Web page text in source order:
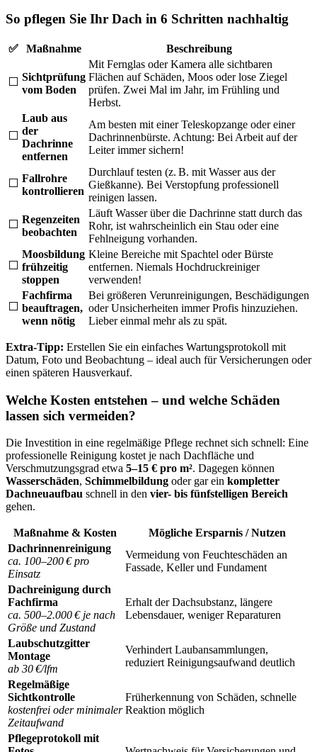
So pflegen Sie Ihr Dach in 6 Schritten nachhaltig
✅ Maßnahme Beschreibung
⬜ Sichtprüfung
vom Boden
Mit Fernglas oder Kamera alle sichtbaren
Flächen auf Schäden, Moos oder lose Ziegel
prüfen. Zwei Mal im Jahr, im Frühling und
Herbst.
⬜
Laub aus
der
Dachrinne
entfernen
Am besten mit einer Teleskopzange oder einer
Dachrinnenbürste. Achtung: Bei Arbeit auf der
Leiter immer sichern!
⬜ Fallrohre
kontrollieren
Durchlauf testen (z. B. mit Wasser aus der
Gießkanne). Bei Verstopfung professionell
reinigen lassen.
⬜ Regenzeiten
beobachten
Läuft Wasser über die Dachrinne statt durch das
Rohr, ist wahrscheinlich ein Stau oder eine
Fehlneigung vorhanden.
⬜
Moosbildung
frühzeitig
stoppen
Kleine Bereiche mit Spachtel oder Bürste
entfernen. Niemals Hochdruckreiniger
verwenden!
⬜
Fachfirma
beauftragen,
wenn nötig
Bei größeren Verunreinigungen, Beschädigungen
oder Unsicherheiten immer Profis hinzuziehen.
Lieber einmal mehr als zu spät.
Extra-Tipp: Erstellen Sie ein einfaches Wartungsprotokoll mit
Datum, Foto und Beobachtung – ideal auch für Versicherungen oder
einen späteren Hausverkauf.
Welche Kosten entstehen – und welche Schäden
lassen sich vermeiden?
Die Investition in eine regelmäßige Pflege rechnet sich schnell: Eine
professionelle Reinigung kostet je nach Dachfläche und
Verschmutzungsgrad etwa 5–15 € pro m². Dagegen können
Wasserschäden, Schimmelbildung oder gar ein kompletter
Dachneuaufbau schnell in den vier- bis fünfstelligen Bereich
gehen.
Maßnahme & Kosten
Mögliche Ersparnis / Nutzen
Dachrinnenreinigung
ca. 100–200 € pro
Einsatz
Vermeidung von Feuchteschäden an
Fassade, Keller und Fundament
Dachreinigung durch
Fachfirma
ca. 500–2.000 € je nach
Größe und Zustand
Erhalt der Dachsubstanz, längere
Lebensdauer, weniger Reparaturen
Laubschutzgitter
Montage
ab 30 €/lfm
Verhindert Laubansammlungen,
reduziert Reinigungsaufwand deutlich
Regelmäßige
Sichtkontrolle
kostenfrei oder minimaler
Zeitaufwand
Früherkennung von Schäden, schnelle
Reaktion möglich
Pflegeprotokoll mit